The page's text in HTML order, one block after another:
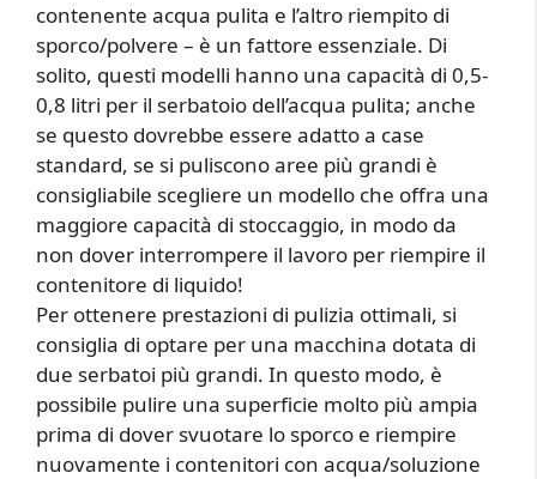
contenente acqua pulita e l’altro riempito di
sporco/polvere – è un fattore essenziale. Di
solito, questi modelli hanno una capacità di 0,5-
0,8 litri per il serbatoio dell’acqua pulita; anche
se questo dovrebbe essere adatto a case
standard, se si puliscono aree più grandi è
consigliabile scegliere un modello che offra una
maggiore capacità di stoccaggio, in modo da
non dover interrompere il lavoro per riempire il
contenitore di liquido!
Per ottenere prestazioni di pulizia ottimali, si
consiglia di optare per una macchina dotata di
due serbatoi più grandi. In questo modo, è
possibile pulire una superficie molto più ampia
prima di dover svuotare lo sporco e riempire
nuovamente i contenitori con acqua/soluzione